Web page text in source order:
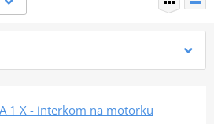
1 X - interkom na motorku